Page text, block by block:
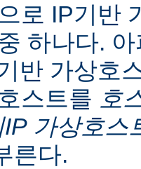
로 IP기반
하나다.
반 가상호
스트를 호
IP 가상호스
른다.